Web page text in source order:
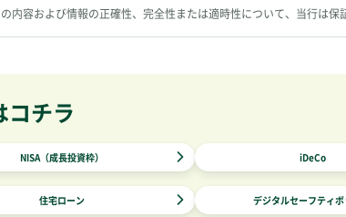
容および情報の正確性、完全性または適時性について、当行は保
コチラ
NISA（成長投資枠） iDeCo
住宅ローン デジタルセーフティ